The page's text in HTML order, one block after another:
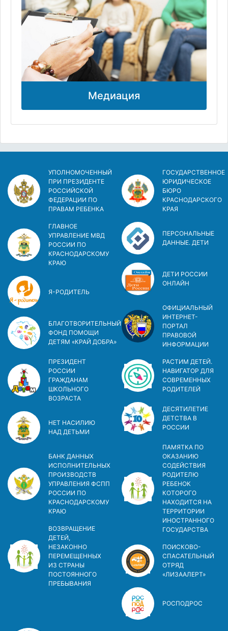
Медиация
УПОЛНОМОЧЕННЫЙ
ПРИ ПРЕЗИДЕНТЕ
РОССИЙСКОЙ
ФЕДЕРАЦИИ ПО
ПРАВАМ РЕБЕНКА
ГЛАВНОЕ
УПРАВЛЕНИЕ МВД
РОССИИ ПО
КРАСНОДАРСКОМУ
КРАЮ
Я-РОДИТЕЛЬ
БЛАГОТВОРИТЕЛЬНЫЙ
ФОНД ПОМОЩИ
ДЕТЯМ «КРАЙ ДОБРА»
ПРЕЗИДЕНТ
РОССИИ
ГРАЖДАНАМ
ШКОЛЬНОГО
ВОЗРАСТА
НЕТ НАСИЛИЮ
НАД ДЕТЬМИ
БАНК ДАННЫХ
ИСПОЛНИТЕЛЬНЫХ
ПРОИЗВОДСТВ
УПРАВЛЕНИЯ ФСПП
РОССИИ ПО
КРАСНОДАРСКОМУ
КРАЮ
ВОЗВРАЩЕНИЕ
ДЕТЕЙ,
НЕЗАКОННО
ПЕРЕМЕЩЕННЫХ
ИЗ СТРАНЫ
ПОСТОЯННОГО
ПРЕБЫВАНИЯ
ГОСУДАРСТВЕННОЕ
ЮРИДИЧЕСКОЕ
БЮРО
КРАСНОДАРСКОГО
КРАЯ
ПЕРСОНАЛЬНЫЕ
ДАННЫЕ. ДЕТИ
ДЕТИ РОССИИ
ОНЛАЙН
ОФИЦИАЛЬНЫЙ
ИНТЕРНЕТ-
ПОРТАЛ
ПРАВОВОЙ
ИНФОРМАЦИИ
РАСТИМ ДЕТЕЙ.
НАВИГАТОР ДЛЯ
СОВРЕМЕННЫХ
РОДИТЕЛЕЙ
ДЕСЯТИЛЕТИЕ
ДЕТСТВА В
РОСCИИ
ПАМЯТКА ПО
ОКАЗАНИЮ
СОДЕЙСТВИЯ
РОДИТЕЛЮ
РЕБЕНОК
КОТОРОГО
НАХОДИТСЯ НА
ТЕРРИТОРИИ
ИНОСТРАННОГО
ГОСУДАРСТВА
ПОИСКОВО-
СПАСАТЕЛЬНЫЙ
ОТРЯД
«ЛИЗААЛЕРТ»
РОСПОДРОС